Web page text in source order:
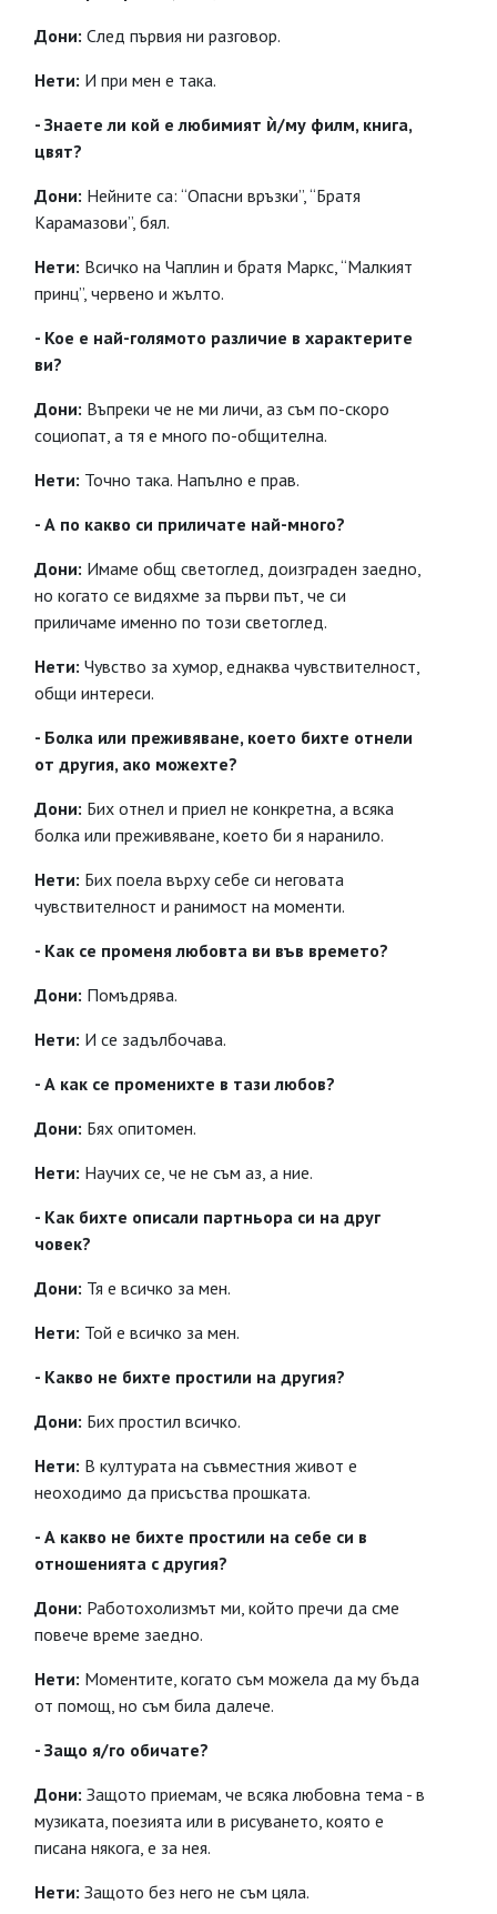
Дони: След първия ни разговор.
Нети: И при мен е така.
- Знаете ли кой е любимият ѝ/му филм, книга,
цвят?
Дони: Нейните са: “Опасни връзки”, “Братя
Карамазови”, бял.
Нети: Всичко на Чаплин и братя Маркс, “Малкият
принц”, червено и жълто.
- Кое е най-голямото различие в характерите
ви?
Дони: Въпреки че не ми личи, аз съм по-скоро
социопат, а тя е много по-общителна.
Нети: Точно така. Напълно е прав.
- А по какво си приличате най-много?
Дони: Имаме общ светоглед, доизграден заедно,
но когато се видяхме за първи път, че си
приличаме именно по този светоглед.
Нети: Чувство за хумор, еднаква чувствителност,
общи интереси.
- Болка или преживяване, което бихте отнели
от другия, ако можехте?
Дони: Бих отнел и приел не конкретна, а всяка
болка или преживяване, което би я наранило.
Нети: Бих поела върху себе си неговата
чувствителност и ранимост на моменти.
- Как се променя любовта ви във времето?
Дони: Помъдрява.
Нети: И се задълбочава.
- А как се променихте в тази любов?
Дони: Бях опитомен.
Нети: Научих се, че не съм аз, а ние.
- Как бихте описали партньора си на друг
човек?
Дони: Тя е всичко за мен.
Нети: Той е всичко за мен.
- Какво не бихте простили на другия?
Дони: Бих простил всичко.
Нети: В културата на съвместния живот е
неоходимо да присъства прошката.
- А какво не бихте простили на себе си в
отношенията с другия?
Дони: Работохолизмът ми, който пречи да сме
повече време заедно.
Нети: Моментите, когато съм можела да му бъда
от помощ, но съм била далече.
- Защо я/го обичате?
Дони: Защото приемам, че всяка любовна тема - в
музиката, поезията или в рисуването, която е
писана някога, е за нея.
Нети: Защото без него не съм цяла.